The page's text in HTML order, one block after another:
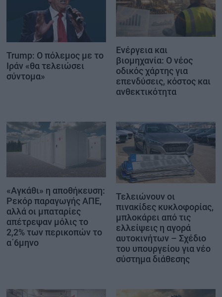
Trump: Ο πόλεμος με το
Ιράν «θα τελειώσει
σύντομα»
Ενέργεια και
βιομηχανία: Ο νέος
οδικός χάρτης για
επενδύσεις, κόστος και
ανθεκτικότητα
«Αγκάθι» η αποθήκευση:
Ρεκόρ παραγωγής ΑΠΕ,
αλλά οι μπαταρίες
απέτρεψαν μόλις το
2,2% των περικοπών το
α΄6μηνο
Τελειώνουν οι
πινακίδες κυκλοφορίας,
μπλοκάρει από τις
ελλείψεις η αγορά
αυτοκινήτων – Σχέδιο
του υπουργείου για νέο
σύστημα διάθεσης